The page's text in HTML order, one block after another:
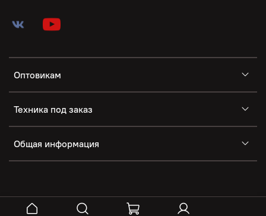
Оптовикам
Техника под заказ
Общая информация